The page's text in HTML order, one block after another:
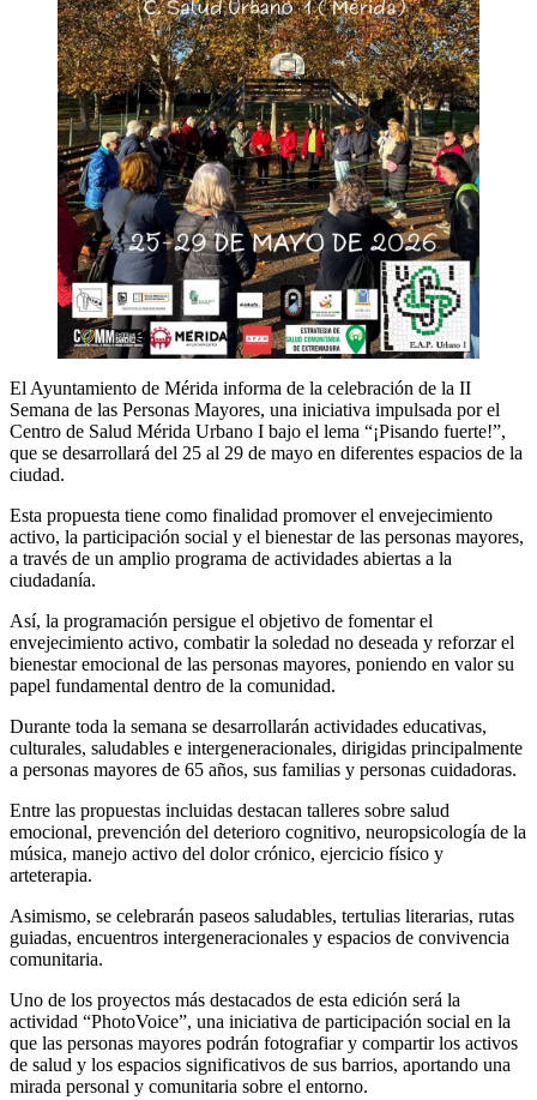
El Ayuntamiento de Mérida informa de la celebración de la II
Semana de las Personas Mayores, una iniciativa impulsada por el
Centro de Salud Mérida Urbano I bajo el lema “¡Pisando fuerte!”,
que se desarrollará del 25 al 29 de mayo en diferentes espacios de la
ciudad.
Esta propuesta tiene como finalidad promover el envejecimiento
activo, la participación social y el bienestar de las personas mayores,
a través de un amplio programa de actividades abiertas a la
ciudadanía.
Así, la programación persigue el objetivo de fomentar el
envejecimiento activo, combatir la soledad no deseada y reforzar el
bienestar emocional de las personas mayores, poniendo en valor su
papel fundamental dentro de la comunidad.
Durante toda la semana se desarrollarán actividades educativas,
culturales, saludables e intergeneracionales, dirigidas principalmente
a personas mayores de 65 años, sus familias y personas cuidadoras.
Entre las propuestas incluidas destacan talleres sobre salud
emocional, prevención del deterioro cognitivo, neuropsicología de la
música, manejo activo del dolor crónico, ejercicio físico y
arteterapia.
Asimismo, se celebrarán paseos saludables, tertulias literarias, rutas
guiadas, encuentros intergeneracionales y espacios de convivencia
comunitaria.
Uno de los proyectos más destacados de esta edición será la
actividad “PhotoVoice”, una iniciativa de participación social en la
que las personas mayores podrán fotografiar y compartir los activos
de salud y los espacios significativos de sus barrios, aportando una
mirada personal y comunitaria sobre el entorno.